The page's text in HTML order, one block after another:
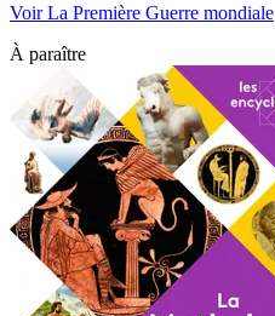
Voir La Première Guerre mondiale
À paraître